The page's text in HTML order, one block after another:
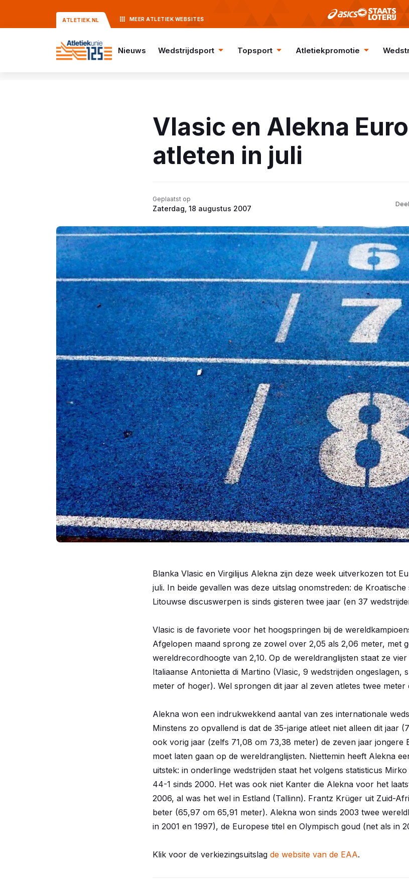
ATLETIEK.NL MEER ATLETIEK WEBSITES
Nieuws Wedstrijdsport Topsport Atletiekpromotie
Vlasic en Alekna
atleten in juli
Geplaatst op
Zaterdag, 18 augustus 2007
Blanka Vlasic en Virgilijus Alekna zijn deze week uitverkozen tot
juli. In beide gevallen was deze uitslag onomstreden: de
Litouwse discuswerpen is sinds gisteren twee jaar (en 37
Vlasic is de favoriete voor het hoogspringen bij de
Afgelopen maand sprong ze zowel over 2,05 als 2,06 meter, met
wereldrecordhoogte van 2,10. Op de wereldranglijsten staat ze
Italiaanse Antonietta di Martino (Vlasic, 9 wedstrijden ongeslagen,
meter of hoger). Wel sprongen dit jaar al zeven atletes twee meter
Alekna won een indrukwekkend aantal van zes internationale
Minstens zo opvallend is dat de 35-jarige atleet niet alleen dit jaar
ook vorig jaar (zelfs 71,08 om 73,38 meter) de zeven jaar jongere
moet laten gaan op de wereldranglijsten. Niettemin heeft Alekna
uitstek: in onderlinge wedstrijden staat het volgens statisticus
44-1 sinds 2000. Het was ook niet Kanter die Alekna voor het
2006, al was het wel in Estland (Tallinn). Frantz Krüger uit Zuid-
beter (65,97 om 65,91 meter). Alekna won sinds 2003 twee
in 2001 en 1997), de Europese titel en Olympisch goud (net als in
Klik voor de verkiezingsuitslag de website van de EAA.